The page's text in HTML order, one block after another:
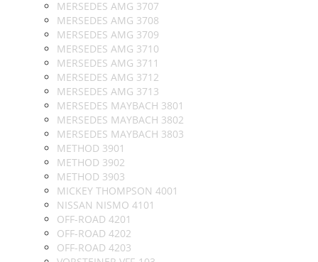
MERSEDES AMG 3707
MERSEDES AMG 3708
MERSEDES AMG 3709
MERSEDES AMG 3710
MERSEDES AMG 3711
MERSEDES AMG 3712
MERSEDES AMG 3713
MERSEDES MAYBACH 3801
MERSEDES MAYBACH 3802
MERSEDES MAYBACH 3803
METHOD 3901
METHOD 3902
METHOD 3903
MICKEY THOMPSON 4001
NISSAN NISMO 4101
OFF-ROAD 4201
OFF-ROAD 4202
OFF-ROAD 4203